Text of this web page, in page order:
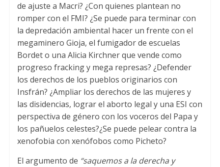
de ajuste a Macri? ¿Con quienes plantean no
romper con el FMI? ¿Se puede para terminar con
la depredación ambiental hacer un frente con el
megaminero Gioja, el fumigador de escuelas
Bordet o una Alicia Kirchner que vende como
progreso fracking y mega represas? ¿Defender
los derechos de los pueblos originarios con
Insfrán? ¿Ampliar los derechos de las mujeres y
las disidencias, lograr el aborto legal y una ESI con
perspectiva de género con los voceros del Papa y
los pañuelos celestes?¿Se puede pelear contra la
xenofobia con xenófobos como Picheto?
El argumento de “saquemos a la derecha y